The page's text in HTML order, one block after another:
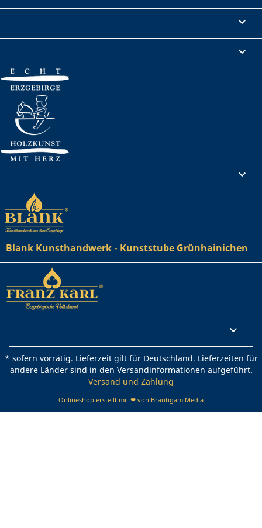



Blank Kunsthandwerk - Kunststube Grünhainichen

* sofern vorrätig. Lieferzeit gilt für Deutschland. Lieferzeiten für
andere Länder sind in den Versandinformationen aufgeführt.
Versand und Zahlung
Onlineshop erstellt mit ❤ von Bräutigam Media